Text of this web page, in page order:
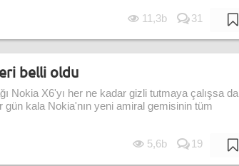
11,3b 31
belli oldu
Nokia X6'yı her ne kadar gizli tutmaya çalışsa da
gün kala Nokia'nın yeni amiral gemisinin tüm
5,6b 19